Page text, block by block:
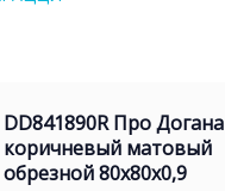
DD841890R Про Догана
коричневый матовый
обрезной 80x80x0,9